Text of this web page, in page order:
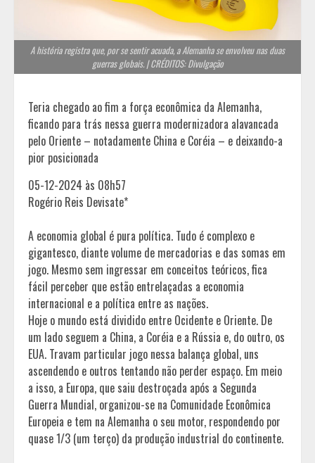
A história registra que, por se sentir acuada, a Alemanha se envolveu nas duas
guerras globais. | CRÉDITOS: Divulgação
Teria chegado ao fim a força econômica da Alemanha,
ficando para trás nessa guerra modernizadora alavancada
pelo Oriente – notadamente China e Coréia – e deixando-a
pior posicionada
05-12-2024 às 08h57
Rogério Reis Devisate*
A economia global é pura política. Tudo é complexo e
gigantesco, diante volume de mercadorias e das somas em
jogo. Mesmo sem ingressar em conceitos teóricos, fica
fácil perceber que estão entrelaçadas a economia
internacional e a política entre as nações.
Hoje o mundo está dividido entre Ocidente e Oriente. De
um lado seguem a China, a Coréia e a Rússia e, do outro, os
EUA. Travam particular jogo nessa balança global, uns
ascendendo e outros tentando não perder espaço. Em meio
a isso, a Europa, que saiu destroçada após a Segunda
Guerra Mundial, organizou-se na Comunidade Econômica
Europeia e tem na Alemanha o seu motor, respondendo por
quase 1/3 (um terço) da produção industrial do continente.